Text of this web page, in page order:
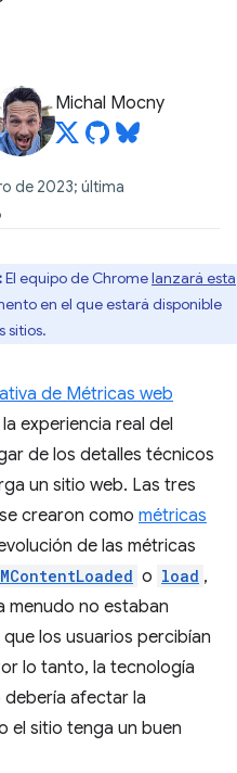
Michal Mocny
de 2023; última
El equipo de Chromelanzará esta
en el que estará disponible
sitios.
de Métricas web
experiencia real del
de los detalles técnicos
un sitio web. Las tres
crearon como métricas
de las métricas
o load ,
menudo no estaban
los usuarios percibían
lo tanto, la tecnología
debería afectar la
el sitio tenga un buen